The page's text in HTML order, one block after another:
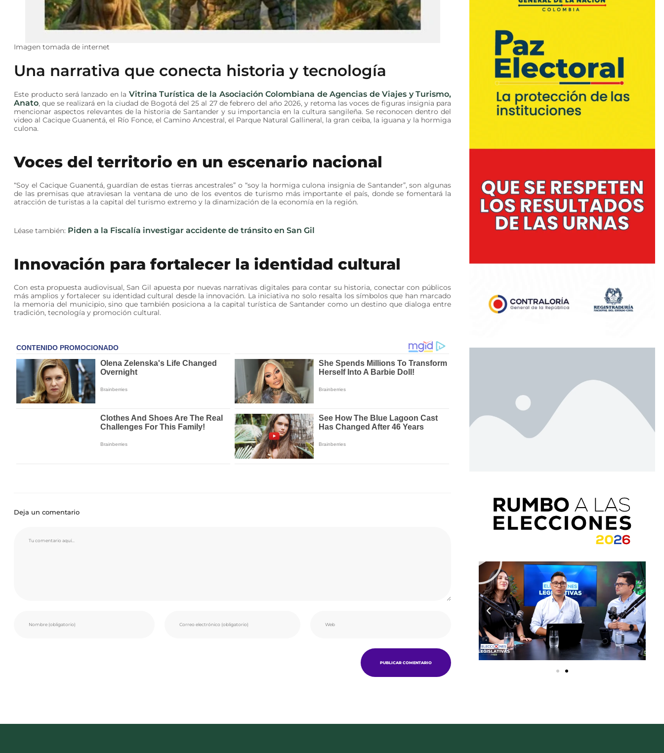
Imagen tomada de internet
Una narrativa que conecta historia y tecnología
Este producto será lanzado en la Vitrina Turística de la Asociación Colombiana de Agencias de Viajes y Turismo,
Anato, que se realizará en la ciudad de Bogotá del 25 al 27 de febrero del año 2026, y retoma las voces de figuras insignia para
mencionar aspectos relevantes de la historia de Santander y su importancia en la cultura sangileña. Se reconocen dentro del
video al Cacique Guanentá, el Río Fonce, el Camino Ancestral, el Parque Natural Gallineral, la gran ceiba, la iguana y la hormiga
culona.
Voces del territorio en un escenario nacional
“Soy el Cacique Guanentá, guardían de estas tierras ancestrales” o “soy la hormiga culona insignia de Santander”, son algunas
de las premisas que atraviesan la ventana de uno de los eventos de turismo más importante el país, donde se fomentará la
atracción de turistas a la capital del turismo extremo y la dinamización de la economía en la región.
Léase también: Piden a la Fiscalía investigar accidente de tránsito en San Gil
Innovación para fortalecer la identidad cultural
Con esta propuesta audiovisual, San Gil apuesta por nuevas narrativas digitales para contar su historia, conectar con públicos
más amplios y fortalecer su identidad cultural desde la innovación. La iniciativa no solo resalta los símbolos que han marcado
la memoria del municipio, sino que también posiciona a la capital turística de Santander como un destino que dialoga entre
tradición, tecnología y promoción cultural.
Deja un comentario